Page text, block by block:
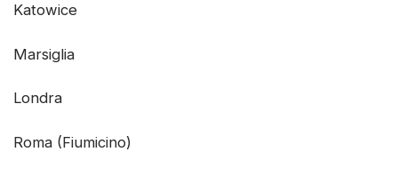
Katowice
Marsiglia
Londra
Roma (Fiumicino)